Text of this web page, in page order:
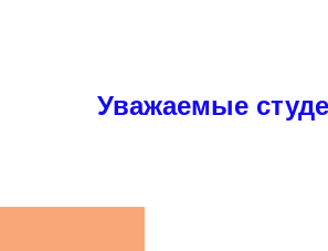
Уважаемые студенты!